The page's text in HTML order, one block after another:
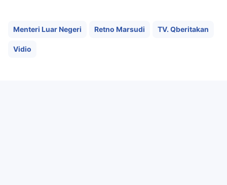
Menteri Luar Negeri Retno Marsudi TV. Qberitakan
Vidio